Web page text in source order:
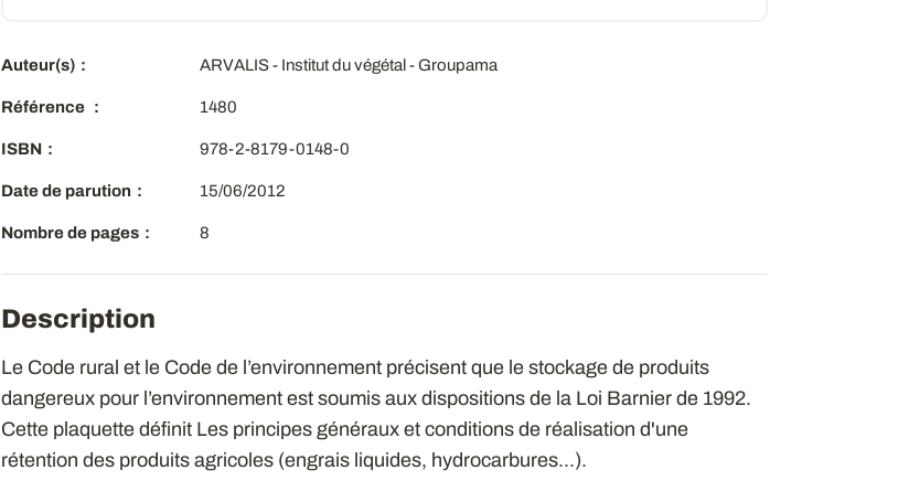
Auteur(s) ARVALIS - Institut du végétal - Groupama
Référence 1480
ISBN 978-2-8179-0148-0
Date de parution 15/06/2012
Nombre de pages 8
Description
Le Code rural et le Code de l’environnement précisent que le stockage de produits
dangereux pour l’environnement est soumis aux dispositions de la Loi Barnier de 1992.
Cette plaquette définit Les principes généraux et conditions de réalisation d'une
rétention des produits agricoles (engrais liquides, hydrocarbures...).